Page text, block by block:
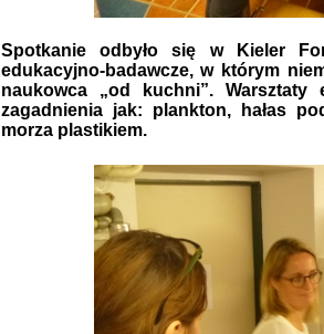
Spotkanie odbyło się w Kieler
edukacyjno-badawcze, w którym
naukowca „od kuchni”.
zagadnienia jak: plankton, hałas
morza plastikiem.